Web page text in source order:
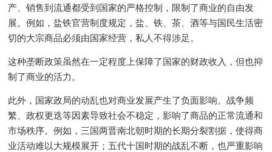
产、销售到流通都受到国家的严格控制，限制了商业的自由发
展。例如，盐铁官营制度规定，盐、铁、茶、酒等与国民生活密
切的大宗商品必须由国家经营，私人不得涉足。
这种垄断政策虽然在一定程度上保障了国家的财政收入，但也抑
制了商业的活力。
此外，国家政局的动乱也对商业发展产生了负面影响。战争频
繁、政权更迭等因素导致社会不稳定，影响了商品的正常流通和
市场秩序。例如，三国两晋南北朝时期的长期分裂割据，使得商
业活动难以大规模展开；五代十国时期的战乱不断，也严重影响